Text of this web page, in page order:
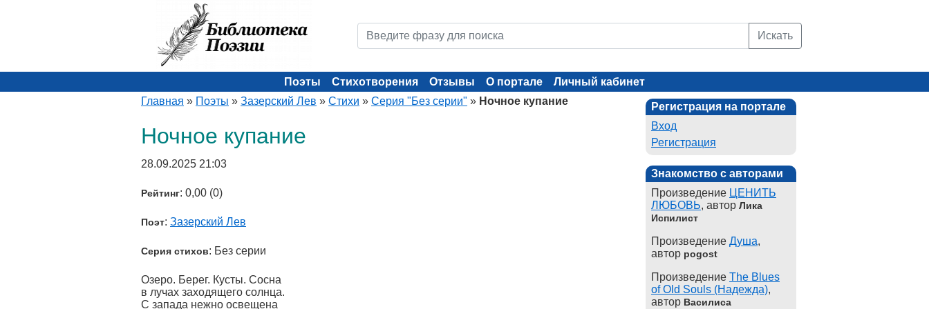
Искать
Поэты Стихотворения Отзывы О портале
Личный кабинет
Главная » Поэты » Зазерский Лев » Стихи » Серия "Без серии" » Ночное купание
Ночное купание
28.09.2025 21:03
Рейтинг: 0,00 (0)
Поэт: Зазерский Лев
Серия стихов: Без серии
Озеро. Берег. Кусты. Сосна
в лучах заходящего солнца.
С запада нежно освещена
Регистрация на портале
Вход
Регистрация
Знакомство с авторами
Произведение ЦЕНИТЬ
ЛЮБОВЬ, автор Лика
Испилист
Произведение Душа,
автор pogost
Произведение The Blues
of Old Souls (Надежда),
автор Василиса